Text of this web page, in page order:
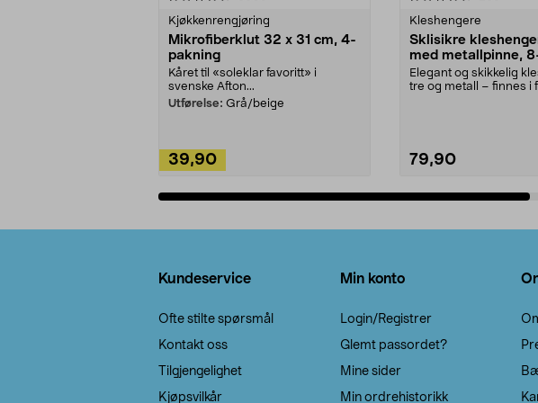
Kjøkkenrengjøring
Mikrofiberklut 32 x 31 cm, 4-
pakning
Kåret til «soleklar favoritt» i
svenske Afton...
Utførelse: Grå/beige
39,90
Kleshengere
Sklisikre
med metallpinne,
Elegant og skikkelig
tre og metall – finnes i
79,90
Kundeservice
Ofte stilte spørsmål
Kontakt oss
Tilgjengelighet
Kjøpsvilkår
Min konto
Login/Registrer
Glemt passordet?
Mine sider
Min ordrehistorikk